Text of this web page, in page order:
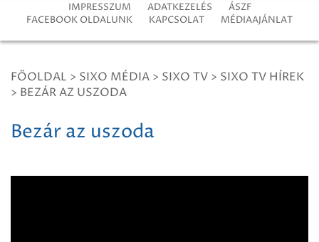
IMPRESSZUM ADATKEZELÉS
ÁSZF
FACEBOOK OLDALUNK
KAPCSOLAT MÉDIAAJÁNLAT
FŐOLDAL > SIXO MÉDIA > SIXO TV > SIXO TV HÍREK
> BEZÁR AZ USZODA
Bezár az uszoda